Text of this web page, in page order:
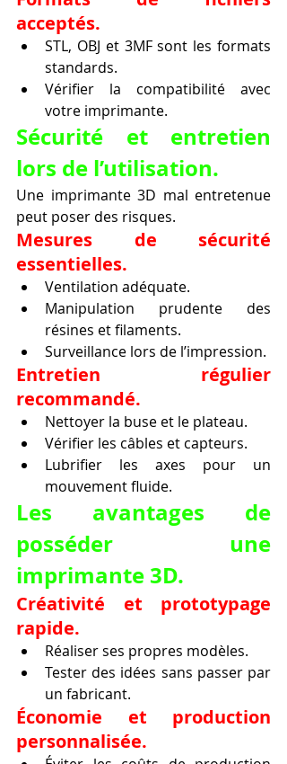
acceptés.
STL, OBJ et 3MF sont les formats
standards.
Vérifier la compatibilité avec
votre imprimante.
Sécurité et entretien
lors de l’utilisation.
Une imprimante 3D mal entretenue
peut poser des risques.
Mesures de sécurité
essentielles.
Ventilation adéquate.
Manipulation prudente des
résines et filaments.
Surveillance lors de l’impression.
Entretien régulier
recommandé.
Nettoyer la buse et le plateau.
Vérifier les câbles et capteurs.
Lubrifier les axes pour un
mouvement fluide.
Les avantages de
posséder une
imprimante 3D.
Créativité et prototypage
rapide.
Réaliser ses propres modèles.
Tester des idées sans passer par
un fabricant.
Économie et production
personnalisée.